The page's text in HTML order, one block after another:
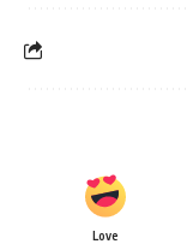
Love